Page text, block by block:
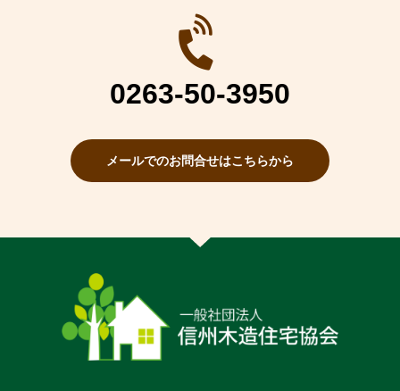
0263-50-3950
メールでのお問合せはこちらから